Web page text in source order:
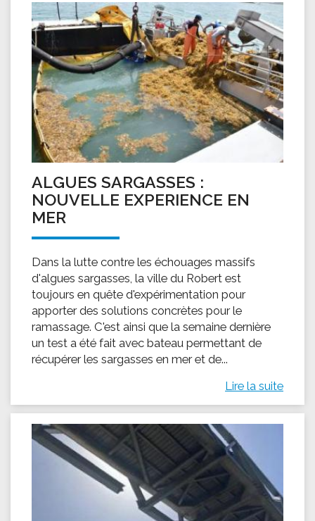
ALGUES SARGASSES :
NOUVELLE EXPERIENCE EN
MER
Dans la lutte contre les échouages massifs
d'algues sargasses, la ville du Robert est
toujours en quête d'expérimentation pour
apporter des solutions concrètes pour le
ramassage. C'est ainsi que la semaine dernière
un test a été fait avec bateau permettant de
récupérer les sargasses en mer et de...
Lire la suite